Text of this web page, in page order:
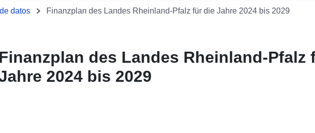
datos Finanzplan des Landes Rheinland-Pfalz für die Jahre 2024 bis 2029
Finanzplan des Landes Rheinland-Pfalz
2024 bis 2029